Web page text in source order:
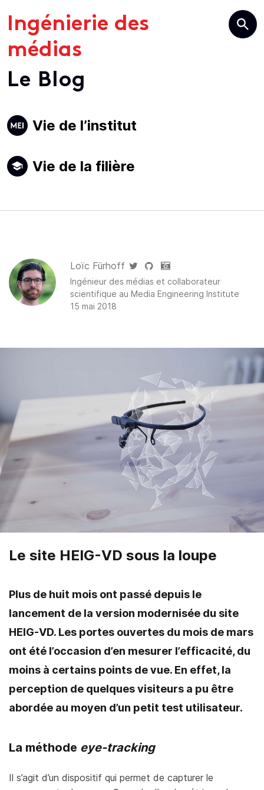
Ingénierie des
médias
Le Blog
Navigation
Vie de l’institut
Vie de la filière
Author
Loïc Fürhoff
Ingénieur des médias et collaborateur
scientifique au Media Engineering Institute
15 mai 2018
Le site HEIG-VD sous la loupe
Plus de huit mois ont passé depuis le
lancement de la version modernisée du site
HEIG-VD. Les portes ouvertes du mois de mars
ont été l’occasion d’en mesurer l’efficacité, du
moins à certains points de vue. En effet, la
perception de quelques visiteurs a pu être
abordée au moyen d’un petit test utilisateur.
La méthode eye-tracking
Il s’agit d’un dispositif qui permet de capturer le